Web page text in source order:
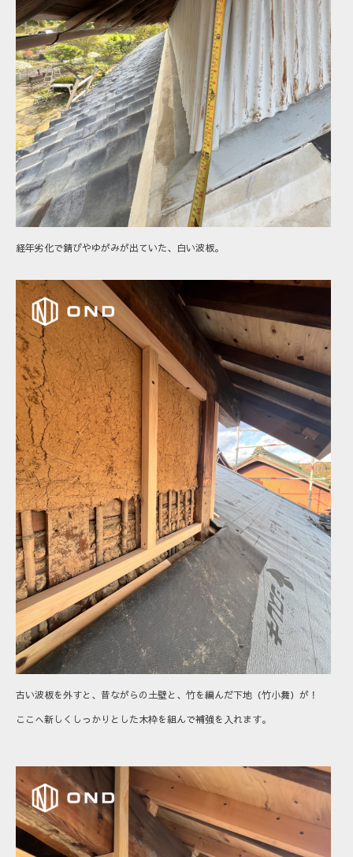
経年劣化で錆びやゆがみが出ていた、白い波板。
古い波板を外すと、昔ながらの土壁と、竹を編んだ下地（竹小舞）が！
ここへ新しくしっかりとした木枠を組んで補強を入れます。